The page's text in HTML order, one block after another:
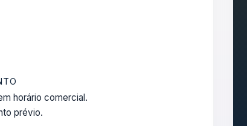
horário comercial.
prévio.